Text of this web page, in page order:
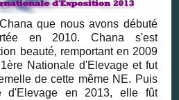
que nous avons débuté
en 2010. Chana s'est
beauté, remportant en 2009
Nationale d'Elevage et fut
de cette même NE. Puis
d'Elevage en 2013, elle fût